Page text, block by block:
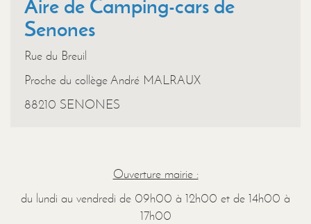
Aire de Camping-cars de
Senones
Rue du Breuil
Proche du collège André MALRAUX
88210 SENONES
Ouverture mairie :
du lundi au vendredi de 09h00 à 12h00 et de 14h00 à
17h00